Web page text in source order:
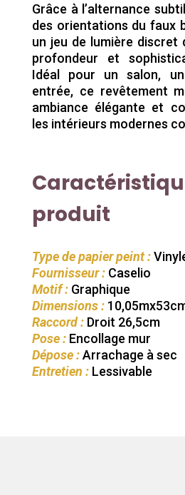
Grâce à l’alternance
des orientations du faux
un jeu de lumière discret
profondeur et
Idéal pour un salon,
entrée, ce revêtement
ambiance élégante et
les intérieurs modernes
produit
Type de papier peint :
Fournisseur :Caselio
Motif :Graphique
Dimensions :
Raccord :Droit 26,5cm
Pose :Encollage mur
Dépose :Arrachage à sec
Entretien :Lessivable